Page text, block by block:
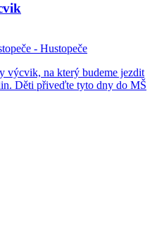
- Hustopeče
výcvik, na který budeme jezdit
Děti přiveďte tyto dny do MŠ